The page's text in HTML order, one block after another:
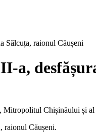
Sălcuța, raionul Căușeni
a,
Chișinăului și
raionul Căușeni.